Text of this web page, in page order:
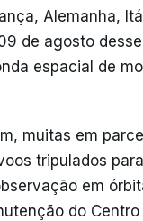
Alemanha,
de agosto
espacial de
muitas em
tripulados
em
do